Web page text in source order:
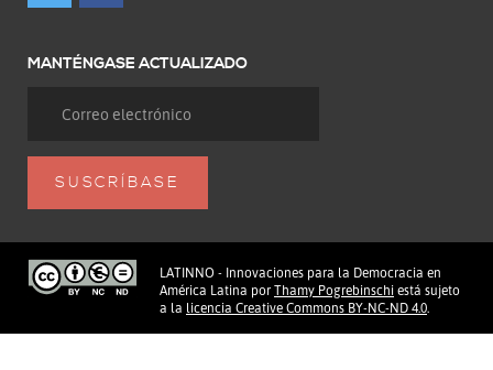
MANTÉNGASE ACTUALIZADO
LATINNO - Innovaciones para la Democracia en
América Latina por Thamy Pogrebinschi está sujeto
a la licencia Creative Commons BY-NC-ND 4.0.